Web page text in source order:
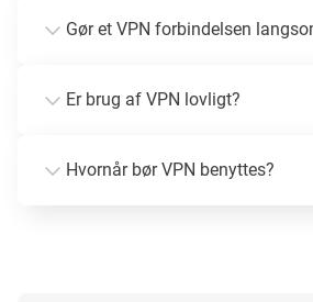
Gør et VPN forbindelsen
Er brug af VPN lovligt?
Hvornår bør VPN benyttes?